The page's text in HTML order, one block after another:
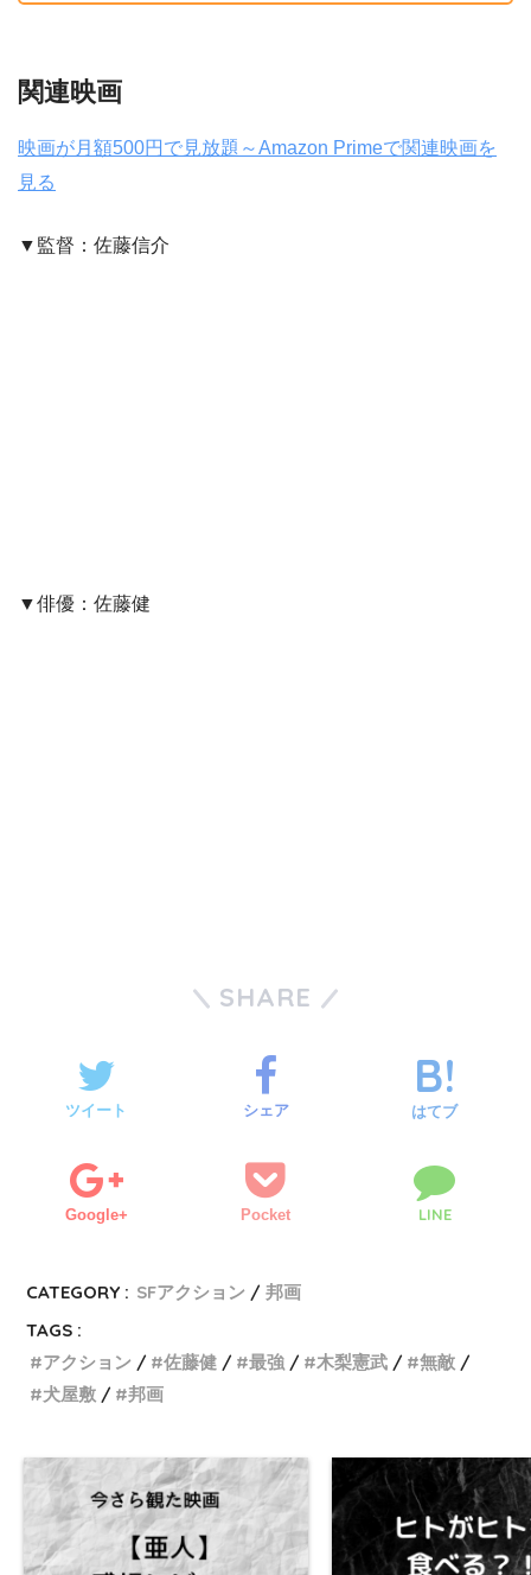
関連映画
映画が月額500円で見放題～Amazon Primeで関連映画を
見る
▼監督：佐藤信介
▼俳優：佐藤健
SHARE
ツイート シェア はてブ
Google+ Pocket LINE
CATEGORY : SFアクション
邦画
TAGS :
アクション
佐藤健 最強 木梨憲武
無敵
犬屋敷
邦画